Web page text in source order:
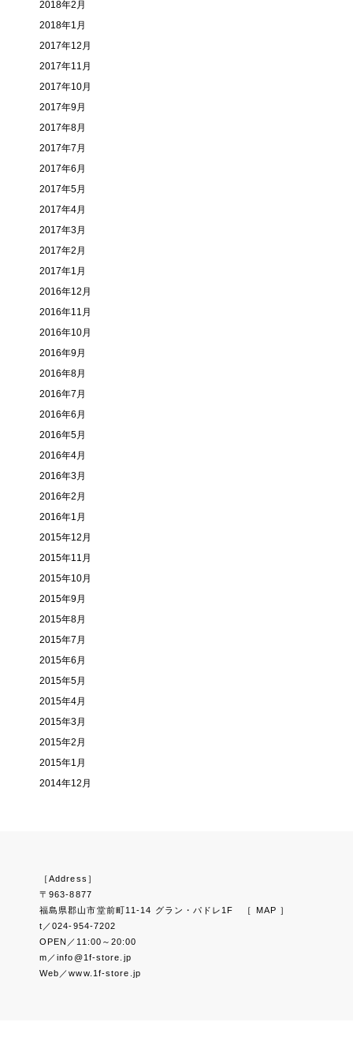
2018年2月
2018年1月
2017年12月
2017年11月
2017年10月
2017年9月
2017年8月
2017年7月
2017年6月
2017年5月
2017年4月
2017年3月
2017年2月
2017年1月
2016年12月
2016年11月
2016年10月
2016年9月
2016年8月
2016年7月
2016年6月
2016年5月
2016年4月
2016年3月
2016年2月
2016年1月
2015年12月
2015年11月
2015年10月
2015年9月
2015年8月
2015年7月
2015年6月
2015年5月
2015年4月
2015年3月
2015年2月
2015年1月
2014年12月
［Address］
〒963-8877
福島県郡山市堂前町11-14 グラン・パドレ1F
［ MAP ］
t／024-954-7202
OPEN／11:00～20:00
m／info@1f-store.jp
Web／www.1f-store.jp